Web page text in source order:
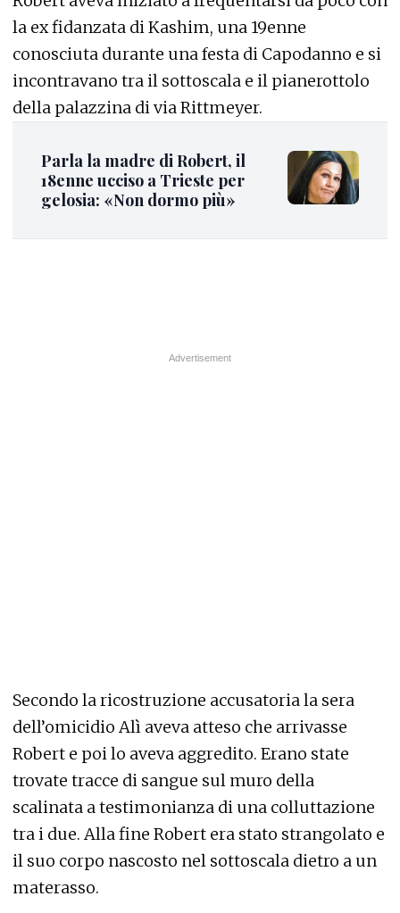
la ex fidanzata di Kashim, una 19enne
conosciuta durante una festa di Capodanno e si
incontravano tra il sottoscala e il pianerottolo
della palazzina di via Rittmeyer.
Parla la madre di Robert, il
18enne ucciso a Trieste per
gelosia: «Non dormo più»
Secondo la ricostruzione accusatoria la sera
dell’omicidio Alì aveva atteso che arrivasse
Robert e poi lo aveva aggredito. Erano state
trovate tracce di sangue sul muro della
scalinata a testimonianza di una colluttazione
tra i due. Alla fine Robert era stato strangolato e
il suo corpo nascosto nel sottoscala dietro a un
materasso.